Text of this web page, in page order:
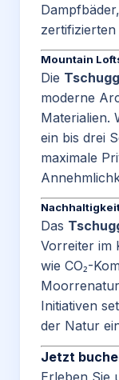
Mountain
Die
moderne
Materialien.
ein bis drei
maximale
Das
Vorreiter im
wie CO₂-
Initiativen
der Natur
Jetzt
Erleben Sie